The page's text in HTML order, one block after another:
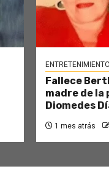
ENTRETENIMIENTO
Fallece
madre de la
Diomedes
1 mes atrás